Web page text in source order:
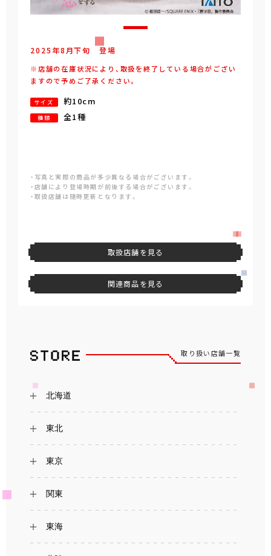
2025年8 月下旬 登場
※店舗の在庫状況により、取扱を終了している場合がござい
ますので予めご了承ください。
サイズ 約10cm
種類 全1種
・写真と実際の商品が多少異なる場合がございます。
・店舗により登場時期が前後する場合がございます。
・取扱店舗は随時更新となります。
取扱店舗を見る
関連商品を見る
取り扱い店舗一覧
北海道
東北
東京
関東
東海